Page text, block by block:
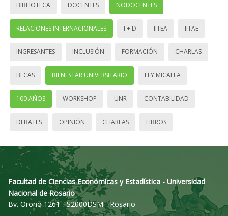
BIBLIOTECA DOCENTES NODOCENTES
RELACIONES INTERNACIONALES I + D IITEA IITAE
INGRESANTES INCLUSIÓN FORMACIÓN CHARLAS
BECAS BIENESTAR UNIVERSITARIO LEY MICAELA
100 AÑOS WORKSHOP UNR CONTABILIDAD
DEBATES OPINIÓN CHARLAS LIBROS
Facultad de Ciencias Económicas y Estadística - Universidad
Nacional de Rosario
Bv. Oroño 1261 - S2000DSM - Rosario